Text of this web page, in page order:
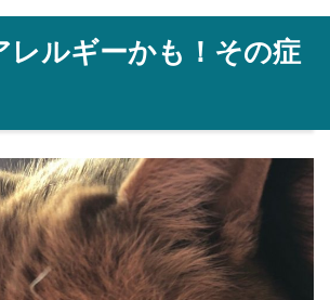
レルギーかも！その症